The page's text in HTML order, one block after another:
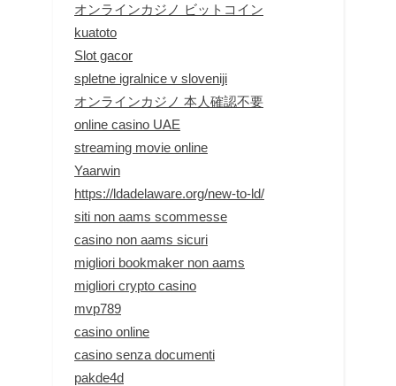
オンラインカジノ ビットコイン
kuatoto
Slot gacor
spletne igralnice v sloveniji
オンラインカジノ 本人確認不要
online casino UAE
streaming movie online
Yaarwin
https://ldadelaware.org/new-to-ld/
siti non aams scommesse
casino non aams sicuri
migliori bookmaker non aams
migliori crypto casino
mvp789
casino online
casino senza documenti
pakde4d